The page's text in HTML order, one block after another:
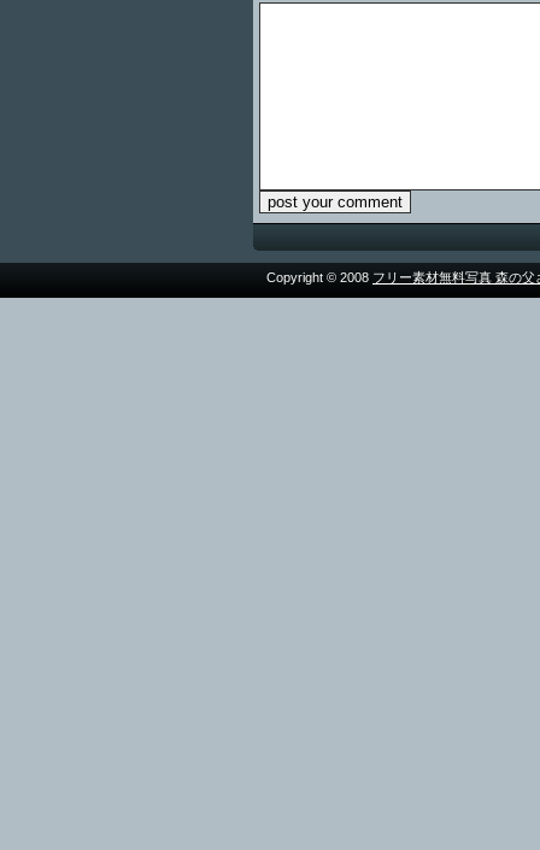
Copyright © 2008 フリー素材無料写真 森の父